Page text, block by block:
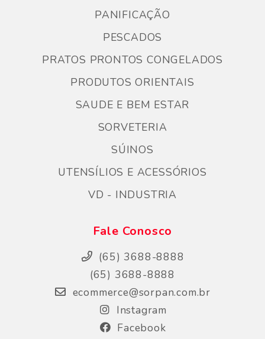
PANIFICAÇÃO
PESCADOS
PRATOS PRONTOS CONGELADOS
PRODUTOS ORIENTAIS
SAUDE E BEM ESTAR
SORVETERIA
SÚINOS
UTENSÍLIOS E ACESSÓRIOS
VD - INDUSTRIA
Fale Conosco
(65) 3688-8888
(65) 3688-8888
ecommerce@sorpan.com.br
Instagram
Facebook